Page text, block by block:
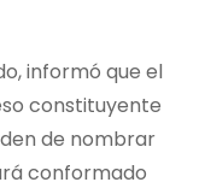
informó que el
constituyente
de nombrar
conformado